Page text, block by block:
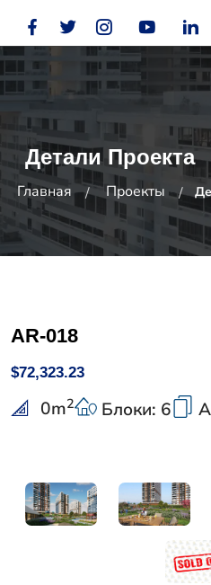
Детали Проекта
Главная Проекты
AR-018
$72,323.23
0m2 Блоки: 6